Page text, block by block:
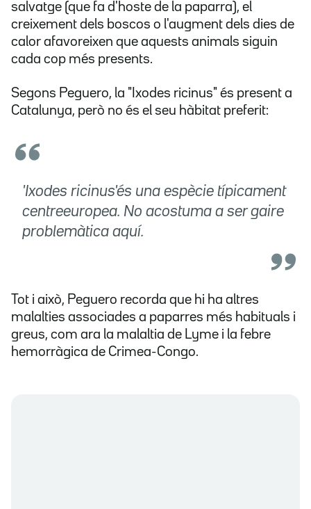
salvatge (que fa d'hoste de la paparra), el
creixement dels boscos o l'augment dels dies de
calor afavoreixen que aquests animals siguin
cada cop més presents.
Segons Peguero, la "Ixodes ricinus" és present a
Catalunya, però no és el seu hàbitat preferit:
'Ixodes ricinus'és una espècie típicament
centreeuropea. No acostuma a ser gaire
problemàtica aquí.
Tot i això, Peguero recorda que hi ha altres
malalties associades a paparres més habituals i
greus, com ara la malaltia de Lyme i la febre
hemorràgica de Crimea-Congo.